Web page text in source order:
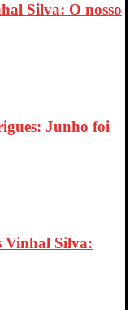
Silva: O nosso
Junho foi
Vinhal Silva: